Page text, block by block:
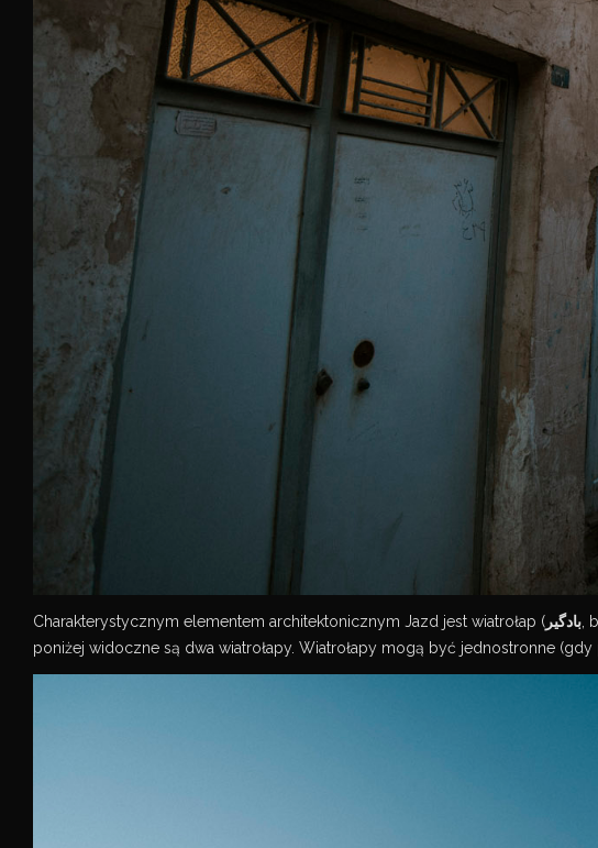
Charakterystycznym elementem architektonicznym Jazd jest wiatrołap ( بادگیر ,
poniżej widoczne są dwa wiatrołapy. Wiatrołapy mogą być jednostronne